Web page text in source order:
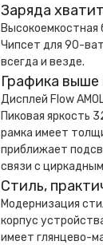
Заряда
Высокоемкостная
Чипсет для 90-
всегда и везде.
Графика выше
Дисплей Flow
Пиковая яркость
рамка имеет
приближает
связи с
Стиль,
Модернизация
корпус
имеет глянцево-